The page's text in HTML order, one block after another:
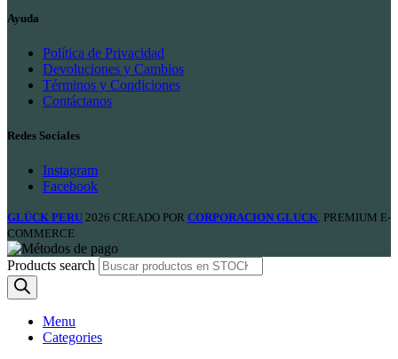
Ayuda
Política de Privacidad
Devoluciones y Cambios
Términos y Condiciones
Contáctanos
Redes Sociales
Instagram
Facebook
GLÜCK PERU 2026 CREADO POR CORPORACION GLUCK. PREMIUM E-
COMMERCE
Products search
Menu
Categories